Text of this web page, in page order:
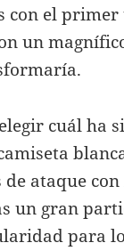
con el
un
cuál ha
ataque
un gran
para